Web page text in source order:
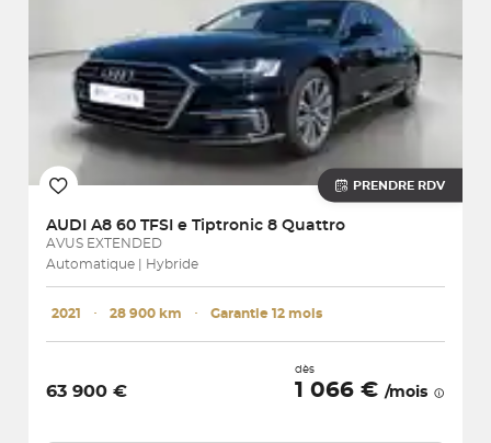
PRENDRE RDV
AUDI A8 60 TFSI e Tiptronic 8 Quattro
AVUS EXTENDED
Automatique | Hybride
2021 ･ 28 900 km ･ Garantie 12 mois
63 900 €
dès
1 066 € /mois